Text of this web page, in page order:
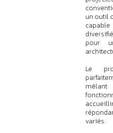
un outil
pour
Le
variés.